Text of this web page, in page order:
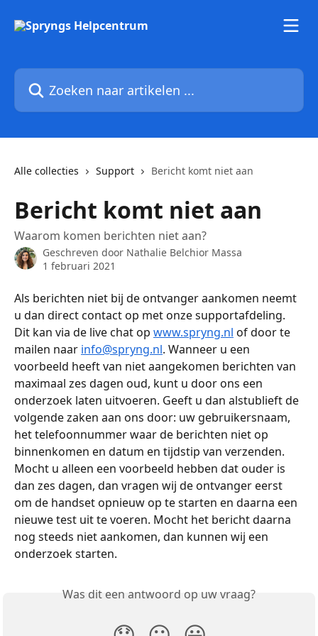
Zoeken naar artikelen ...
Alle collecties Support Bericht komt niet aan
Bericht komt niet aan
Waarom komen berichten niet aan?
Geschreven door Nathalie Belchior Massa
1 februari 2021
Als berichten niet bij de ontvanger aankomen neemt
u dan direct contact op met onze supportafdeling.
Dit kan via de live chat op www.spryng.nl of door te
mailen naar info@spryng.nl. Wanneer u een
voorbeeld heeft van niet aangekomen berichten van
maximaal zes dagen oud, kunt u door ons een
onderzoek laten uitvoeren. Geeft u dan alstublieft de
volgende zaken aan ons door: uw gebruikersnaam,
het telefoonnummer waar de berichten niet op
binnenkomen en datum en tijdstip van verzenden.
Mocht u alleen een voorbeeld hebben dat ouder is
dan zes dagen, dan vragen wij de ontvanger eerst
om de handset opnieuw op te starten en daarna een
nieuwe test uit te voeren. Mocht het bericht daarna
nog steeds niet aankomen, dan kunnen wij een
onderzoek starten.
Was dit een antwoord op uw vraag?